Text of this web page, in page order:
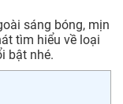
sáng bóng, mịn
tìm hiểu về loại
bật nhé.